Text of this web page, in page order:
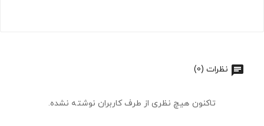
نظرات (0)
تاکنون هیچ نظری از طرف کاربران نوشته نشده.